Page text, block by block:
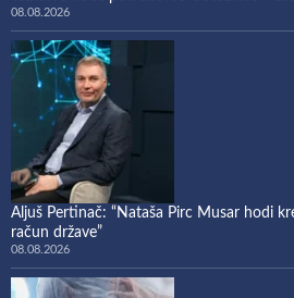
08.08.2026
Aljuš Pertinač: “Nataša Pirc Musar hodi
račun države”
08.08.2026